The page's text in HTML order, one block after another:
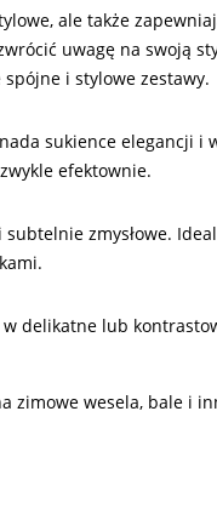
ale także
uwagę na swoją
i stylowe zestawy.
sukience elegancji i
efektownie.
zmysłowe.
delikatne lub
zimowe wesela, bale i